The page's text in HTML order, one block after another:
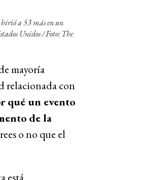
a 53 más en un
Unidos/ Foto: The
mayoría
relacionada con
qué un evento
de la
o no que el
está